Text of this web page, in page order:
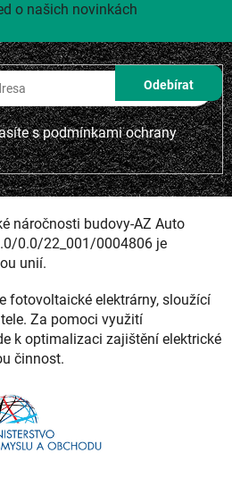
spodmínkami ochrany
o našich novinkách
náročnosti budovy-AZ Auto
0.0/22_001/0004806 je
unií.
fotovoltaické elektrárny, sloužící
Za pomoci využití
k optimalizaci zajištění elektrické
činnost.